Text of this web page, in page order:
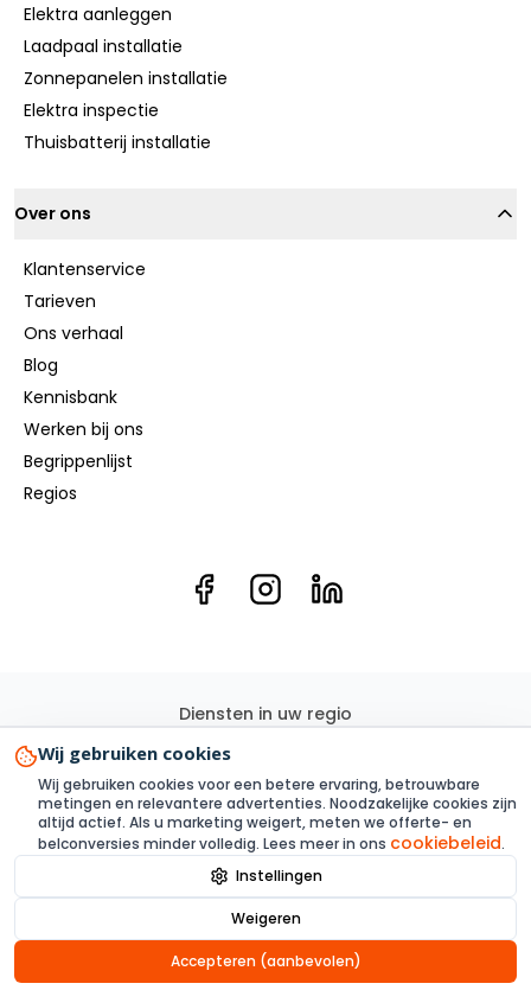
Wij gebruiken cookies
Wij gebruiken cookies voor een betere ervaring, betrouwbare
metingen en relevantere advertenties. Noodzakelijke cookies zijn
altijd actief. Als u marketing weigert, meten we offerte- en
belconversies minder volledig. Lees meer in ons cookiebeleid.
Instellingen
Weigeren
Accepteren (aanbevolen)
Elektra aanleggen
Laadpaal installatie
Zonnepanelen installatie
Elektra inspectie
Thuisbatterij installatie
Over ons
Klantenservice
Tarieven
Ons verhaal
Blog
Kennisbank
Werken bij ons
Begrippenlijst
Regios
Diensten in uw regio
ElektricienGroepenkast
3 FaseElektra aanleggenLaadpaalZonnepanelen
Elektra inspectieThuisbatterij
© 2025 Steenbergen Elektriciens- onderdeel Steenbergen
Elektriciens B.V.
Voorwaarden Alle links